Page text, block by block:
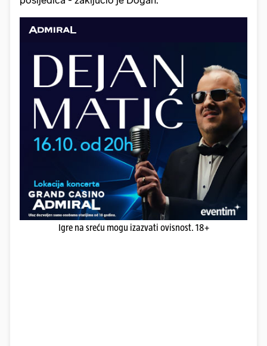
Igre na sreću mogu izazvati ovisnost. 18+